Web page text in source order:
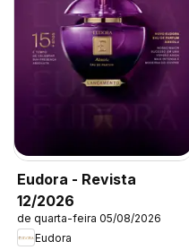
Eudora - Revista
12/2026
de quarta-feira 05/08/2026
Eudora